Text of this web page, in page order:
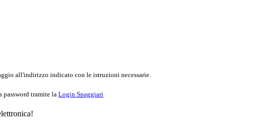
all'indirizzo indicato con le istruzioni necessarie.
password tramite la Login Spaggiari